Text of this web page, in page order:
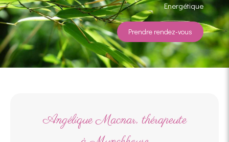
Energétique
Prendre rendez-vous
Angélique Macnar, thérapeute